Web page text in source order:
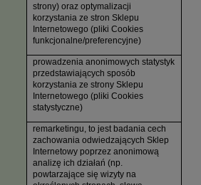
strony) oraz optymalizacji
korzystania ze stron Sklepu
Internetowego (pliki Cookies
funkcjonalne/preferencyjne)
prowadzenia anonimowych statystyk
przedstawiających sposób
korzystania ze strony Sklepu
Internetowego (pliki Cookies
statystyczne)
remarketingu, to jest badania cech
zachowania odwiedzających Sklep
Internetowy poprzez anonimową
analizę ich działań (np.
powtarzające się wizyty na